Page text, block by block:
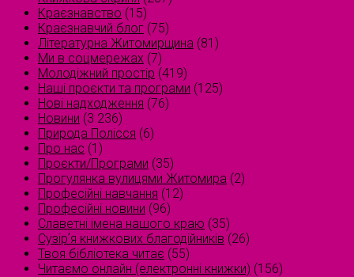
Краєзнавство (15)
Краєзнавчий блог (75)
Літературна Житомирщина (81)
Ми в соцмережах (7)
Молодіжний простір (419)
Наші проєкти та програми (125)
Нові надходження (76)
Новини (3 236)
Природа Полісся (6)
Про нас (1)
Проєкти/Програми (35)
Прогулянка вулицями Житомира (2)
Професійні навчання (12)
Професійні новини (96)
Славетні імена нашого краю (35)
Сузірʼя книжкових благодійників (26)
Твоя бібліотека читає (55)
Читаємо онлайн (електронні книжки) (156)